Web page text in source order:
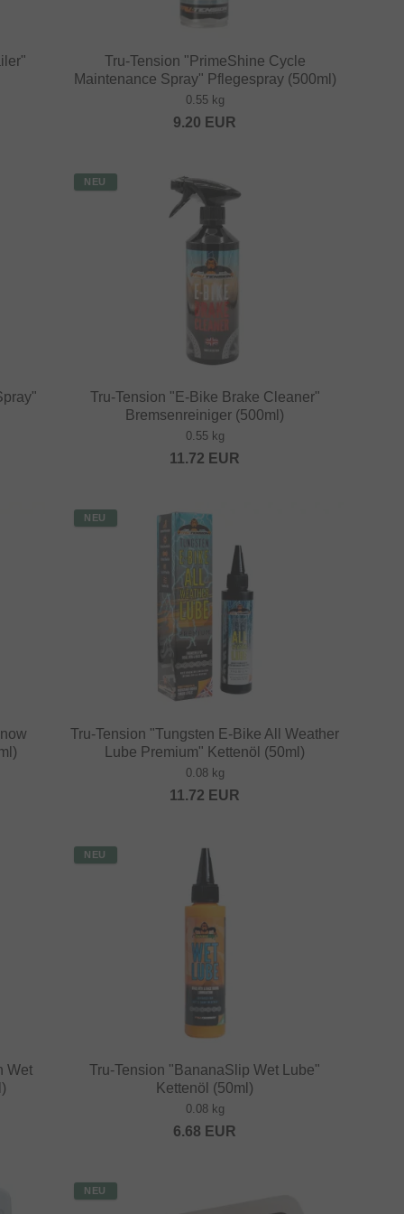
Tru-Tension "PrimeShine Cycle
Maintenance Spray" Pflegespray (500ml)
0.55 kg
9.20 EUR
NEU
Tru-Tension "E-Bike Brake Cleaner"
Bremsenreiniger (500ml)
0.55 kg
11.72 EUR
NEU
Tru-Tension "Tungsten E-Bike All Weather
Lube Premium" Kettenöl (50ml)
0.08 kg
11.72 EUR
Wet
NEU
Tru-Tension "BananaSlip Wet Lube"
Kettenöl (50ml)
0.08 kg
6.68 EUR
NEU